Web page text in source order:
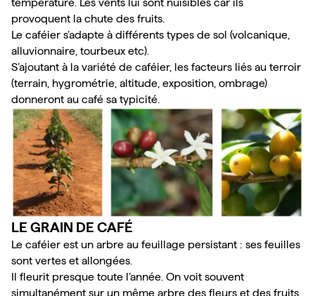
température. Les vents lui sont nuisibles car ils
provoquent la chute des fruits.
Le caféier s’adapte à différents types de sol (volcanique,
alluvionnaire, tourbeux etc).
S’ajoutant à la variété de caféier, les facteurs liés au terroir
(terrain, hygrométrie, altitude, exposition, ombrage)
donneront au café sa typicité.
LE GRAIN DE CAFÉ
Le caféier est un arbre au feuillage persistant : ses feuilles
sont vertes et allongées.
Il fleurit presque toute l’année. On voit souvent
simultanément sur un même arbre des fleurs et des fruits.